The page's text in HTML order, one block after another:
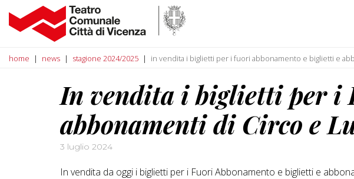
home news stagione 2024/2025 in vendita i biglietti per i fuori abbonamento e biglietti e
In vendita i biglietti per i
abbonamenti di Circo e
3 luglio 2024
In vendita da oggi i biglietti per i Fuori Abbonamento e biglietti e